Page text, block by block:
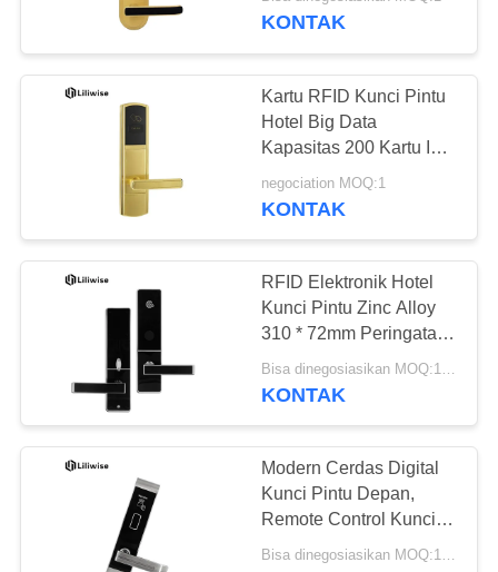
KONTAK
Kartu RFID Kunci Pintu
Hotel Big Data
Kapasitas 200 Kartu IC
Rentang Umur Baterai
Panjang
negociation MOQ:1
KONTAK
RFID Elektronik Hotel
Kunci Pintu Zinc Alloy
310 * 72mm Peringatan
Tegangan Rendah
Bisa dinegosiasikan MOQ:1 PC
KONTAK
Modern Cerdas Digital
Kunci Pintu Depan,
Remote Control Kunci
Rumah Elektronik
Bisa dinegosiasikan MOQ:1 PC